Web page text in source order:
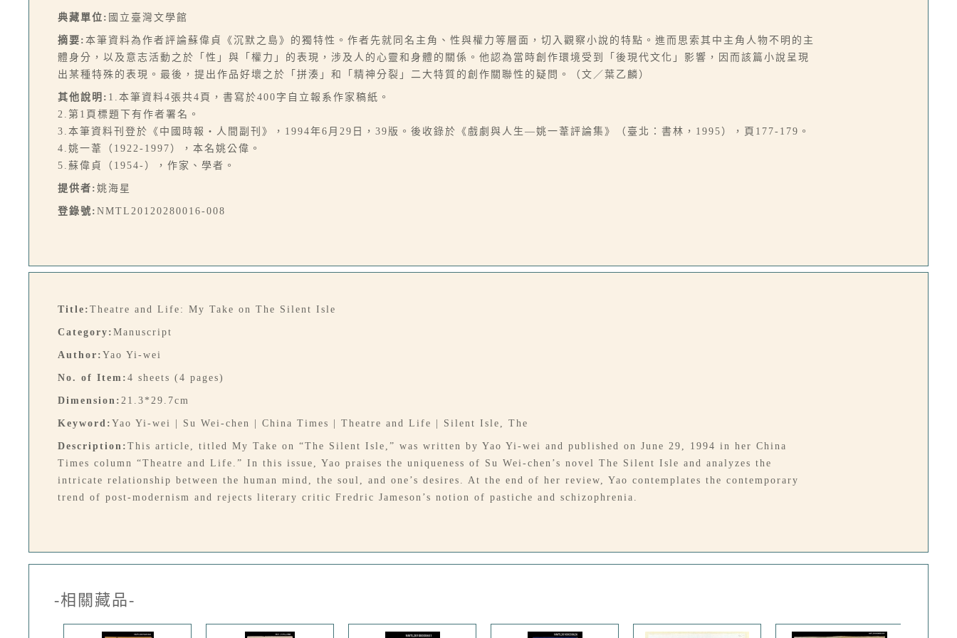
典藏單位: 國立臺灣文學館
摘要: 本筆資料為作者評論蘇偉貞《沉默之島》的獨特性。作者先就同名主角、性與權力等層面，切入觀察小說的特點。進而思索其中主角人物不明的主
體身分，以及意志活動之於「性」與「權力」的表現，涉及人的心靈和身體的關係。他認為當時創作環境受到「後現代文化」影響，因而該篇小說呈現
出某種特殊的表現。最後，提出作品好壞之於「拼湊」和「精神分裂」二大特質的創作關聯性的疑問。（文／葉乙麟）
其他說明: 1.本筆資料4張共4頁，書寫於400字自立報系作家稿紙。
2.第1頁標題下有作者署名。
3.本筆資料刊登於《中國時報‧人間副刊》，1994年6月29日，39版。後收錄於《戲劇與人生—姚一葦評論集》（臺北：書林，1995），頁177-179。
4.姚一葦（1922-1997），本名姚公偉。
5.蘇偉貞（1954-），作家、學者。
提供者: 姚海星
登錄號: NMTL20120280016-008
Title: Theatre and Life: My Take on The Silent Isle
Category: Manuscript
Author: Yao Yi-wei
No. of Item: 4 sheets (4 pages)
Dimension: 21.3*29.7cm
Keyword: Yao Yi-wei | Su Wei-chen | China Times | Theatre and Life | Silent Isle, The
Description: This article, titled My Take on “The Silent Isle,” was written by Yao Yi-wei and published on June 29, 1994 in her China
Times column “Theatre and Life.” In this issue, Yao praises the uniqueness of Su Wei-chen’s novel The Silent Isle and analyzes the
intricate relationship between the human mind, the soul, and one’s desires. At the end of her review, Yao contemplates the contemporary
trend of post-modernism and rejects literary critic Fredric Jameson’s notion of pastiche and schizophrenia.
-相關藏品-